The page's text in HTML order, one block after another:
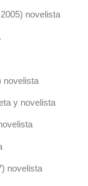
novelista
novelista
y novelista
novelista